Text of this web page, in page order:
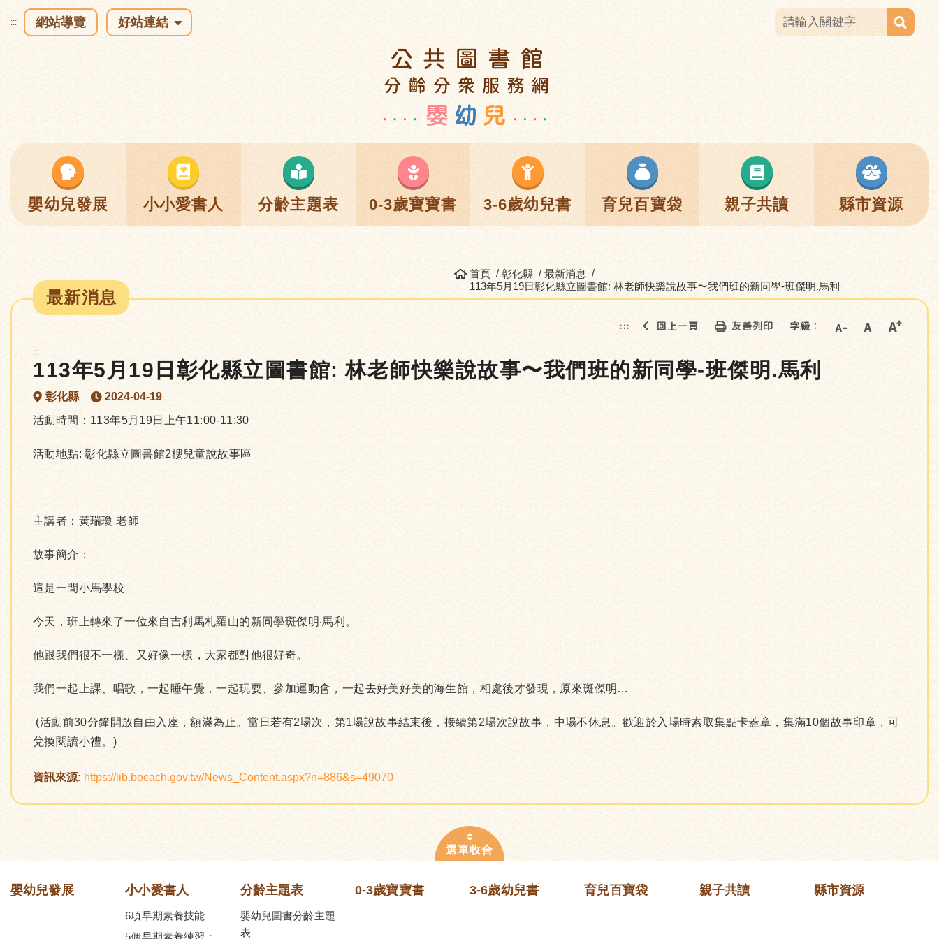
::: 網站導覽 好站連結
嬰幼兒發展 小小愛書人 分齡主題表 0-3歲寶寶書 3-6歲幼兒書 育兒百寶袋 親子共讀 縣市資源
首頁 彰化縣
最新消息
113年5月19日彰化縣立圖書館: 林老師快樂說故事〜我們班的新同學-班傑明.馬利
最新消息
::: 回上一頁 友善列印 字級：
:::
113年5月19日彰化縣立圖書館: 林老師快樂說故事〜我們班的新同學-班傑明.馬利
彰化縣
2024-04-19
活動時間：113年5月19日上午11:00-11:30
活動地點: 彰化縣立圖書館2樓兒童說故事區
主講者：黃瑞瓊 老師
故事簡介：
這是一間小馬學校
今天，班上轉來了一位來自吉利馬札羅山的新同學斑傑明‧馬利。
他跟我們很不一樣、又好像一樣，大家都對他很好奇。
我們一起上課、唱歌，一起睡午覺，一起玩耍、參加運動會，一起去好美好美的海生館，相處後才發現，原來斑傑明…
(活動前30分鐘開放自由入座，額滿為止。當日若有2場次，第1場說故事結束後，接續第2場次說故事，中場不休息。歡迎於入場時索取集點卡蓋章，集滿10個故事印章，可
兌換閱讀小禮。)
資訊來源: https://lib.bocach.gov.tw/News_Content.aspx?n=886&s=49070
嬰幼兒發展 小小愛書人
6項早期素養技能
5個早期素養練習：
分齡主題表
嬰幼兒圖書分齡主題
表
0-3歲寶寶書 3-6歲幼兒書 育兒百寶袋 親子共讀 縣市資源